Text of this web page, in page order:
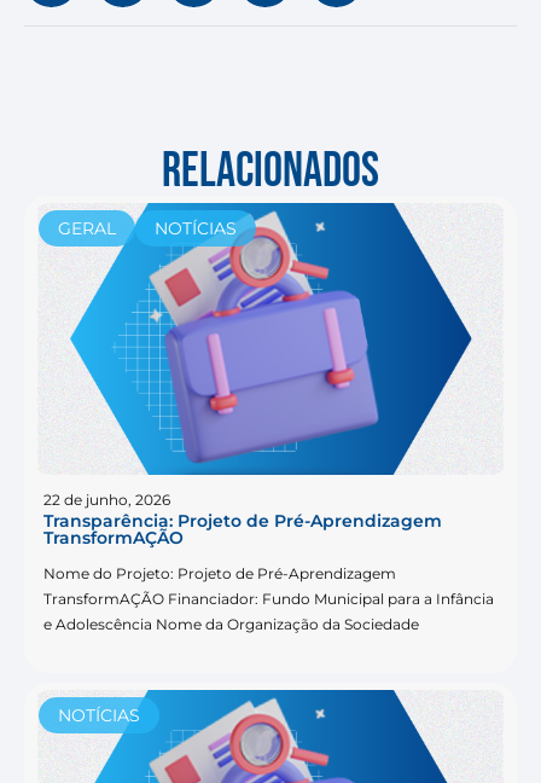
RELACIONADOS
GERAL NOTÍCIAS
22 de junho, 2026
Transparência: Projeto de Pré-Aprendizagem
TransformAÇÃO
Nome do Projeto: Projeto de Pré-Aprendizagem
TransformAÇÃO Financiador: Fundo Municipal para a Infância
e Adolescência Nome da Organização da Sociedade
NOTÍCIAS